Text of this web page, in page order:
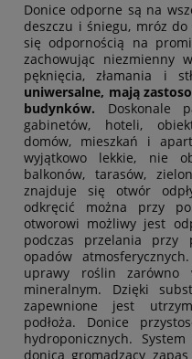
Donice odporne są na
deszczu i śniegu, mróz do
się odpornością na
zachowując niezmienny
pęknięcia, złamania i
uniwersalne, mają
budynków. Doskonale
gabinetów, hoteli,
domów, mieszkań i
wyjątkowo lekkie, nie
balkonów, tarasów,
znajduje się otwór
odkręcić można przy
otworowi możliwy jest
podczas przelania przy
opadów
uprawy roślin
mineralnym. Dzięki
zapewnione jest
podłoża. Donice
hydroponicznych.
donicą gromadzący